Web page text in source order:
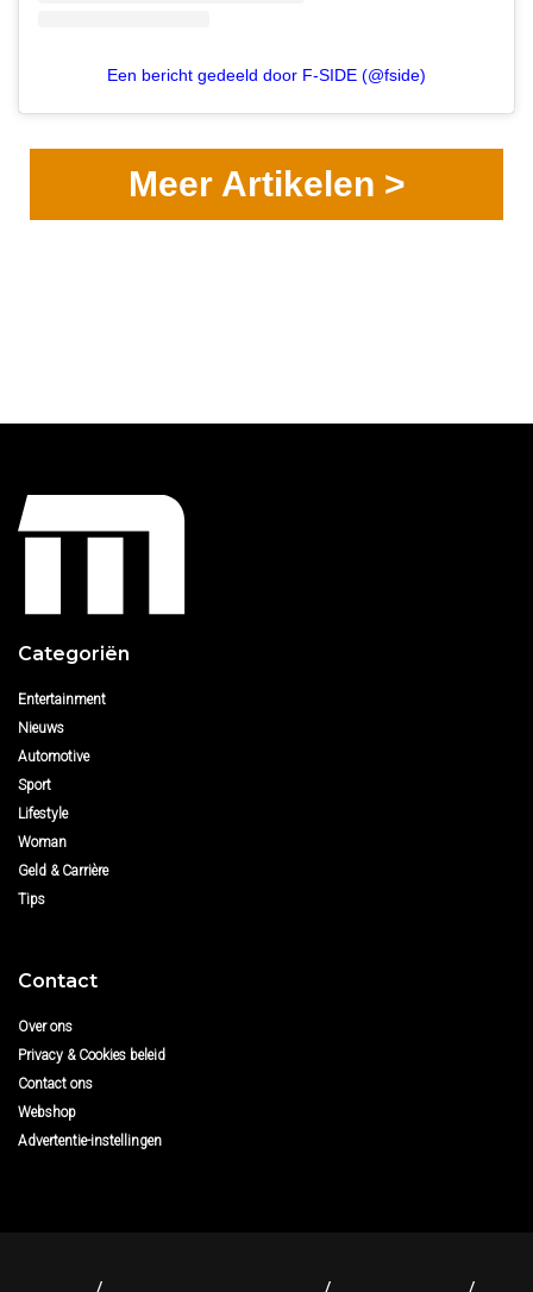
Een bericht gedeeld door F-SIDE (@fside)
Meer Artikelen >
Categoriën
Entertainment
Nieuws
Automotive
Sport
Lifestyle
Woman
Geld & Carrière
Tips
Contact
Over ons
Privacy & Cookies beleid
Contact ons
Webshop
Advertentie-instellingen